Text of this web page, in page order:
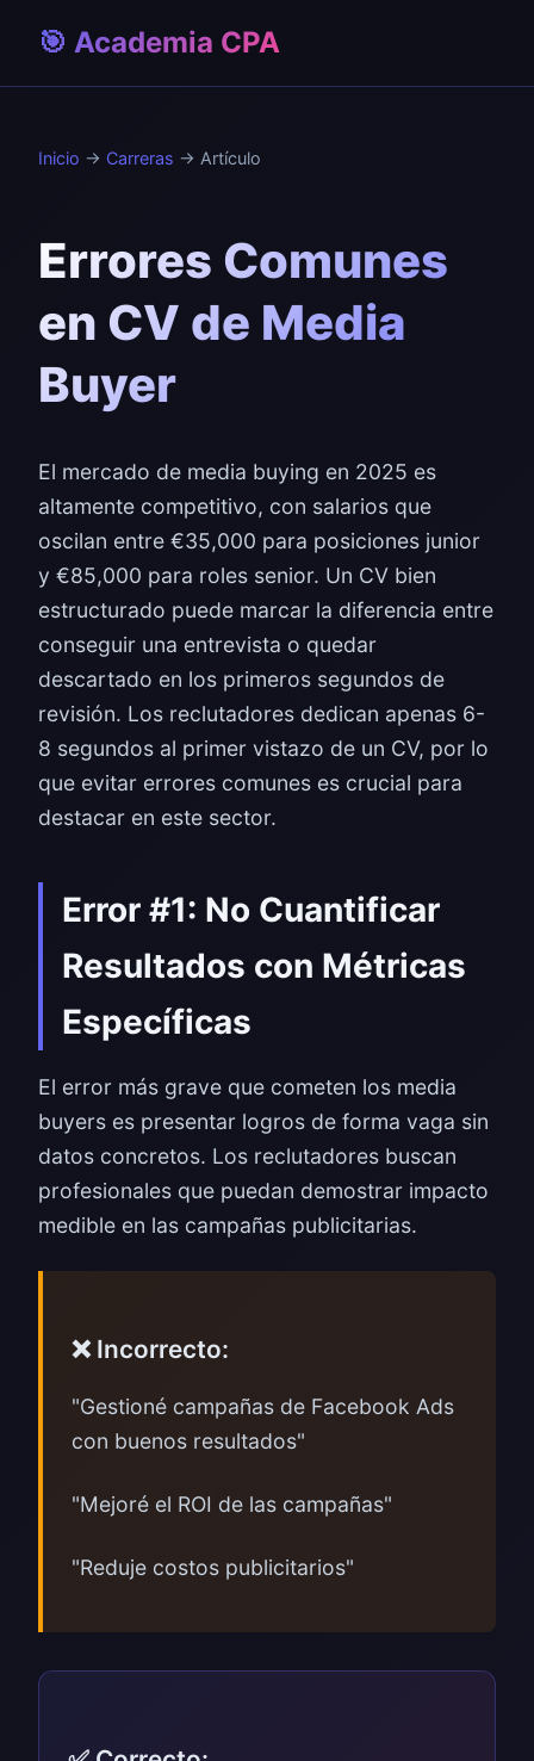
🎯 Academia CPA
Inicio → Carreras → Artículo
Errores Comunes
en CV de Media
Buyer
El mercado de media buying en 2025 es
altamente competitivo, con salarios que
oscilan entre €35,000 para posiciones junior
y €85,000 para roles senior. Un CV bien
estructurado puede marcar la diferencia entre
conseguir una entrevista o quedar
descartado en los primeros segundos de
revisión. Los reclutadores dedican apenas 6-
8 segundos al primer vistazo de un CV, por lo
que evitar errores comunes es crucial para
destacar en este sector.
Error #1: No Cuantificar
Resultados con Métricas
Específicas
El error más grave que cometen los media
buyers es presentar logros de forma vaga sin
datos concretos. Los reclutadores buscan
profesionales que puedan demostrar impacto
medible en las campañas publicitarias.
❌ Incorrecto:
"Gestioné campañas de Facebook Ads
con buenos resultados"
"Mejoré el ROI de las campañas"
"Reduje costos publicitarios"